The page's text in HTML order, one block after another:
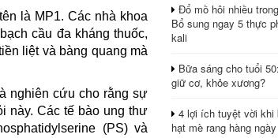
là MP1. Các nhà khoa
cầu đa kháng thuốc,
liệt và bàng quang mà
nghiên cứu cho rằng sự
này. Các tế bào ung thư
(PS) và
Đổ mồ hôi nhiều
Bổ sung ngay 5 thực
kali
Bữa sáng cho tuổi
giữ cơ, khỏe xương?
4 lợi ích tuyệt vời khi
hạt mè rang hàng ngày